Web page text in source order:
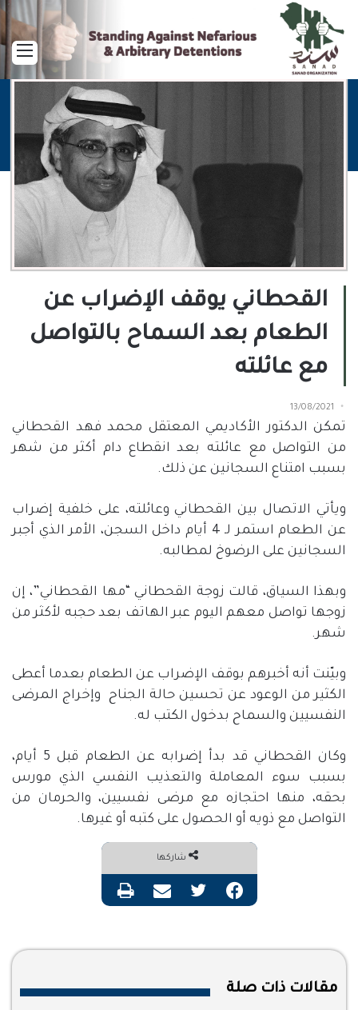
القحطاني يوقف الإضراب عن
الطعام بعد السماح بالتواصل
مع عائلته
13/08/2021
تمكن الدكتور الأكاديمي المعتقل محمد فهد القحطاني
من التواصل مع عائلته بعد انقطاع دام أكثر من شهر
بسبب امتناع السجانين عن ذلك.
ويأتي الاتصال بين القحطاني وعائلته، على خلفية إضراب
عن الطعام استمر لـ 4 أيام داخل السجن، الأمر الذي أجبر
السجانين على الرضوخ لمطالبه.
وبهذا السياق، قالت زوجة القحطاني “مها القحطاني”، إن
زوجها تواصل معهم اليوم عبر الهاتف بعد حجبه لأكثر من
شهر.
وبيّنت أنه أخبرهم بوقف الإضراب عن الطعام بعدما أعطى
الكثير من الوعود عن تحسين حالة الجناح
وإخراج المرضى
النفسيين والسماح بدخول الكتب له.
وكان القحطاني قد بدأ إضرابه عن الطعام قبل 5 أيام،
بسبب سوء المعاملة والتعذيب النفسي الذي مورس
بحقه، منها احتجازه مع مرضى نفسيين، والحرمان من
التواصل مع ذويه أو الحصول على كتبه أو غيرها.
شاركها
فيسبوك تويتر مشاركة عبر البريد طباعة
مقالات ذات صلة